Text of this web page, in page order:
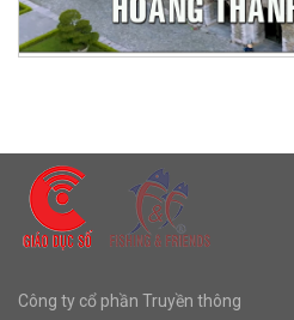
Công ty cổ phần Truyền thông